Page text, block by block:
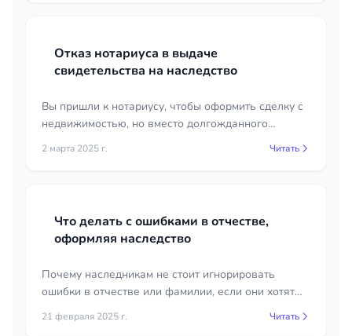
Отказ нотариуса в выдаче
свидетельства на наследство
Вы пришли к нотариусу, чтобы оформить сделку с
недвижимостью, но вместо долгожданного
свидетельства получили отказ. Причина — право
собственности не зарегистрировано.
2 марта 2025 г. Читать
Что делать с ошибками в отчестве,
оформляя наследство
Почему наследникам не стоит игнорировать
ошибки в отчестве или фамилии, если они хотят
вступить в наследство.
21 февраля 2025 г. Читать